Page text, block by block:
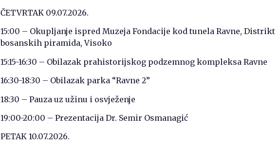
ČETVRTAK 09.07.2026.
15:00 – Okupljanje ispred Muzeja Fondacije kod tunela Ravne, Distrikt
bosanskih piramida, Visoko
15:15-16:30 – Obilazak prahistorijskog podzemnog kompleksa Ravne
16:30-18:30 – Obilazak parka “Ravne 2”
18:30 – Pauza uz užinu i osvježenje
19:00-20:00 – Prezentacija Dr. Semir Osmanagić
PETAK 10.07.2026.